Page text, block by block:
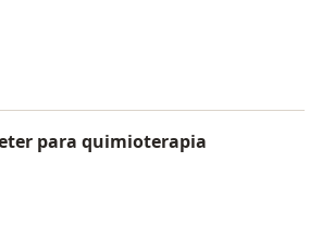
para quimioterapia